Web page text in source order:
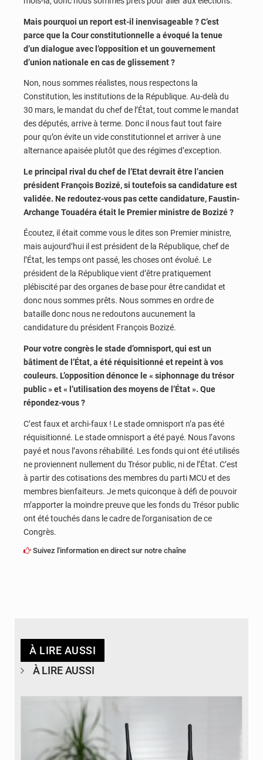
Mais pourquoi un report est-il inenvisageable ? C’est
parce que la Cour constitutionnelle a évoqué la tenue
d’un dialogue avec l’opposition et un gouvernement
d’union nationale en cas de glissement ?
Non, nous sommes réalistes, nous respectons la
Constitution, les institutions de la République. Au-delà du
30 mars, le mandat du chef de l’État, tout comme le mandat
des députés, arrive à terme. Donc il nous faut tout faire
pour qu’on évite un vide constitutionnel et arriver à une
alternance apaisée plutôt que des régimes d’exception.
Le principal rival du chef de l’Etat devrait être l’ancien
président François Bozizé, si toutefois sa candidature est
validée. Ne redoutez-vous pas cette candidature, Faustin-
Archange Touadéra était le Premier ministre de Bozizé ?
Écoutez, il était comme vous le dites son Premier ministre,
mais aujourd’hui il est président de la République, chef de
l’État, les temps ont passé, les choses ont évolué. Le
président de la République vient d’être pratiquement
plébiscité par des organes de base pour être candidat et
donc nous sommes prêts. Nous sommes en ordre de
bataille donc nous ne redoutons aucunement la
candidature du président François Bozizé.
Pour votre congrès le stade d’omnisport, qui est un
bâtiment de l’État, a été réquisitionné et repeint à vos
couleurs. L’opposition dénonce le « siphonnage du trésor
public » et « l’utilisation des moyens de l’État ». Que
répondez-vous ?
C’est faux et archi-faux ! Le stade omnisport n’a pas été
réquisitionné. Le stade omnisport a été payé. Nous l’avons
payé et nous l’avons réhabilité. Les fonds qui ont été utilisés
ne proviennent nullement du Trésor public, ni de l’État. C’est
à partir des cotisations des membres du parti MCU et des
membres bienfaiteurs. Je mets quiconque à défi de pouvoir
m’apporter la moindre preuve que les fonds du Trésor public
ont été touchés dans le cadre de l’organisation de ce
Congrès.
Suivez l'information en direct sur notre chaîne
À LIRE AUSSI
À LIRE AUSSI